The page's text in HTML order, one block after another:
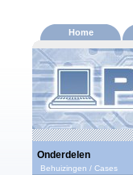
Home
Onderdelen
Behuizingen / Cases